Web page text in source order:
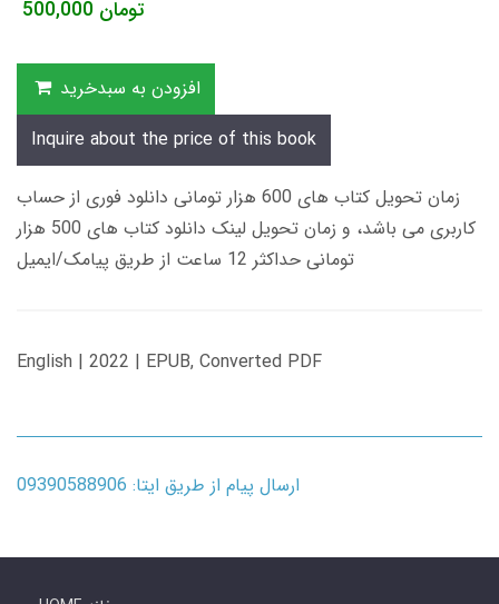
500,000 تومان
افزودن به سبدخرید
Inquire about the price of this book
زمان تحویل کتاب های 600 هزار تومانی دانلود فوری از حساب
کاربری می باشد، و زمان تحویل لینک دانلود کتاب های 500 هزار
تومانی حداکثر 12 ساعت از طریق پیامک/ایمیل
English | 2022 | EPUB, Converted PDF
ارسال پیام از طریق ایتا: 09390588906